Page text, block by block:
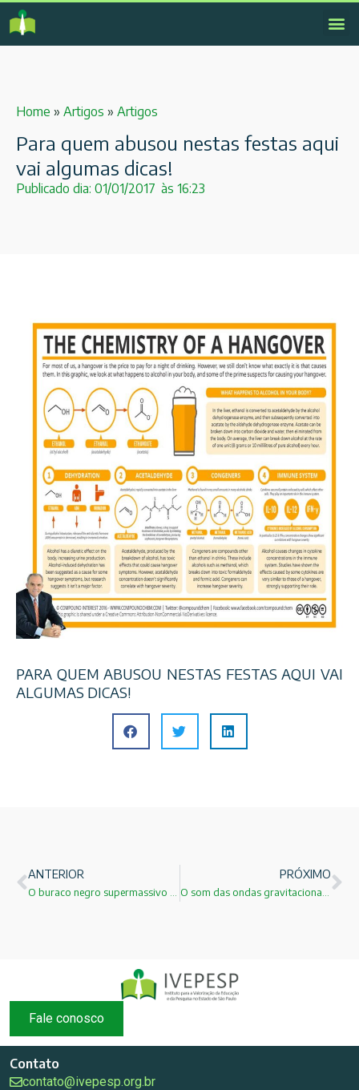
Home » Artigos » Artigos
Para quem abusou nestas festas aqui
vai algumas dicas!
Publicado dia: 01/01/2017 às 16:23
PARA QUEM ABUSOU NESTAS FESTAS AQUI VAI
ALGUMAS DICAS!
ANTERIOR PRÓXIMO
Fale conosco
Contato
contato@ivepesp.org.br